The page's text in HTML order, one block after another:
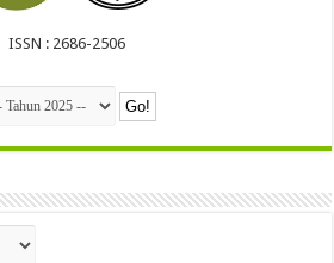
ISSN : 2686-2506